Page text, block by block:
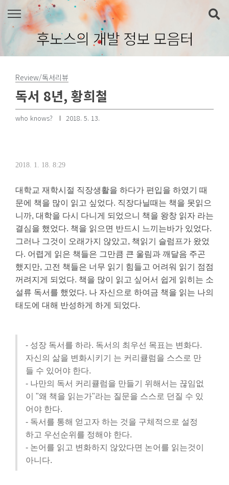
본문 바로가기
후노스의 개발 정보 모음터
Review/독서리뷰
독서 8년, 황희철
who knows? 2018. 5. 13.
2018. 1. 18. 8:29
대학교 재학시절 직장생활을 하다가 편입을 하였기 때
문에 책을 많이 읽고 싶었다. 직장다닐때는 책을 못읽으
니까, 대학을 다시 다니게 되었으니 책을 왕창 읽자 라는
결심을 했었다. 책을 읽으면 반드시 느끼는바가 있었다.
그러나 그것이 오래가지 않았고, 책읽기 슬럼프가 왔었
다. 어렵게 읽은 책들은 그만큼 큰 울림과 깨달음 주곤
했지만, 고전 책들은 너무 읽기 힘들고 어려워 읽기 점점
꺼려지게 되었다. 책을 많이 읽고 싶어서 쉽게 읽히는 소
설류 독서를 했었다. 나 자신으로 하여금 책을 읽는 나의
태도에 대해 반성하게 하게 되었다.
- 성장 독서를 하라. 독서의 최우선 목표는 변화다.
자신의 삶을 변화시키기 는 커리큘럼을 스스로 만
들 수 있어야 한다.
- 나만의 독서 커리큘럼을 만들기 위해서는 끊임없
이 "왜 책을 읽는가"라는 질문을 스스로 던질 수 있
어야 한다.
- 독서를 통해 얻고자 하는 것을 구체적으로 설정
하고 우선순위를 정해야 한다.
- 논어를 읽고 변화하지 않았다면 논어를 읽는것이
아니다.